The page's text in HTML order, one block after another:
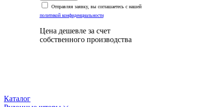
Отправляя заявку, вы соглашаетесь с нашей
политикой конфиденциальности
Цена дешевле за счет
собственного производства
Каталог